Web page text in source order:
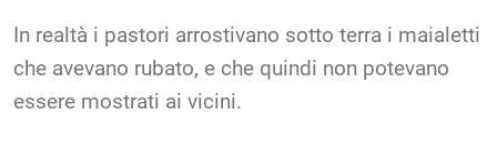
In realtà i pastori arrostivano sotto terra i maialetti
che avevano rubato, e che quindi non potevano
essere mostrati ai vicini.